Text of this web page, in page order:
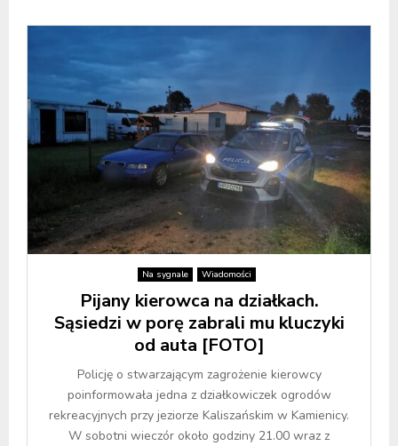
Na sygnale Wiadomości
Pijany kierowca na działkach.
Sąsiedzi w porę zabrali mu kluczyki
od auta [FOTO]
Policję o stwarzającym zagrożenie kierowcy
poinformowała jedna z działkowiczek ogrodów
rekreacyjnych przy jeziorze Kaliszańskim w Kamienicy.
W sobotni wieczór około godziny 21.00 wraz z